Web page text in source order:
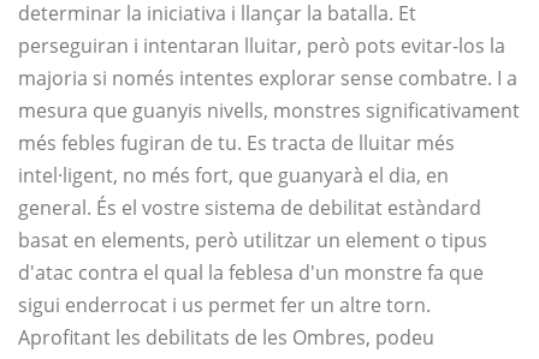
determinar la iniciativa i llançar la batalla. Et
perseguiran i intentaran lluitar, però pots evitar-los la
majoria si només intentes explorar sense combatre. I a
mesura que guanyis nivells, monstres significativament
més febles fugiran de tu. Es tracta de lluitar més
intel·ligent, no més fort, que guanyarà el dia, en
general. És el vostre sistema de debilitat estàndard
basat en elements, però utilitzar un element o tipus
d'atac contra el qual la feblesa d'un monstre fa que
sigui enderrocat i us permet fer un altre torn.
Aprofitant les debilitats de les Ombres, podeu